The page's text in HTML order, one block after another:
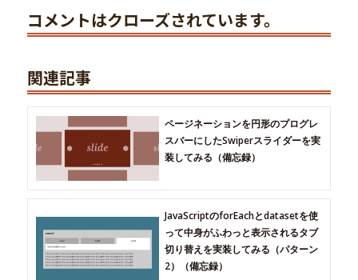
コメントはクローズされています。
関連記事
ページネーションを円形のプログレ
スバーにしたSwiperスライダーを実
装してみる（備忘録）
JavaScriptのforEachとdatasetを使
って中身がふわっと表示されるタブ
切り替えを実装してみる（パターン
2）（備忘録）